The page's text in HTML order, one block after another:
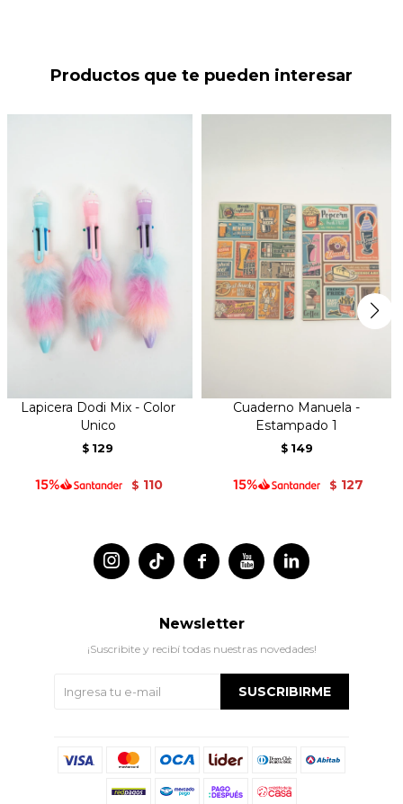
Productos que te pueden interesar
Lapicera Dodi Mix - Color
Unico
$ 129
$ 110
Cuaderno Manuela -
Estampado 1
$ 149
$ 127
 
 
Newsletter
¡Suscribite y recibí todas nuestras novedades!
SUSCRIBIRME